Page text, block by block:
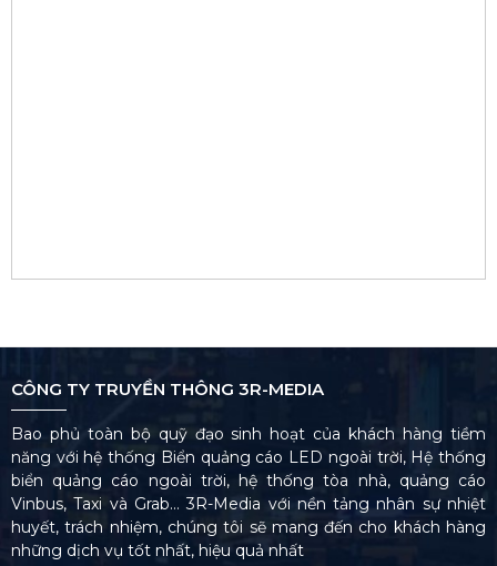
CÔNG TY TRUYỀN THÔNG 3R-MEDIA
Bao phủ toàn bộ quỹ đạo sinh hoạt của khách hàng tiềm
năng với hệ thống Biển quảng cáo LED ngoài trời, Hệ thống
biển quảng cáo ngoài trời, hệ thống tòa nhà, quảng cáo
Vinbus, Taxi và Grab… 3R-Media với nền tảng nhân sự nhiệt
huyết, trách nhiệm, chúng tôi sẽ mang đến cho khách hàng
những dịch vụ tốt nhất, hiệu quả nhất